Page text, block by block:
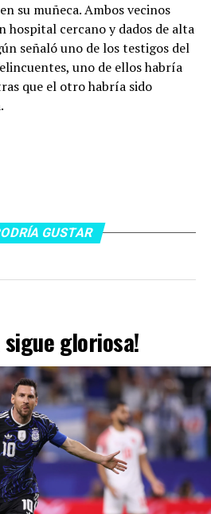
su muñeca. Ambos vecinos
hospital cercano y dados de alta
señaló uno de los testigos del
uno de ellos habría
que el otro habría sido
GUSTAR
gloriosa!